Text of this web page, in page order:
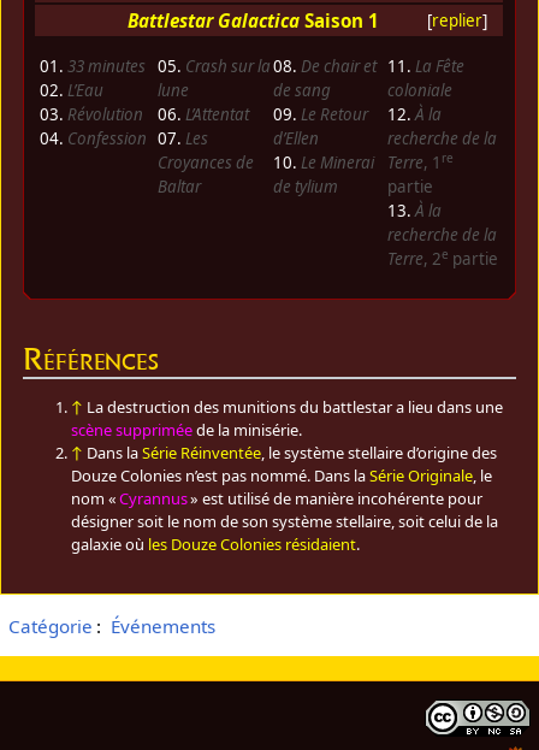
[replier]
Battlestar Galactica Saison 1
01. 33 minutes
02. L’Eau
03. Révolution
04. Confession
05. Crash sur la
lune
06. L’Attentat
07. Les
Croyances de
Baltar
08. De chair et
de sang
09. Le Retour
d’Ellen
10. Le Minerai
de tylium
11. La Fête
coloniale
12.À la
recherche de la
Terre, 1 re
partie
13.À la
recherche de la
Terre, 2e partie
Références
↑ La destruction des munitions du battlestar a lieu dans une
scène suppriméede la minisérie.
↑ Dans laSérie Réinventée, le système stellaire d’origine des
Douze Colonies n’est pas nommé. Dans laSérie Originale, le
nom «Cyrannus» est utilisé de manière incohérente pour
désigner soit le nom de son système stellaire, soit celui de la
galaxie où les Douze Colonies résidaient.
Catégorie : Événements